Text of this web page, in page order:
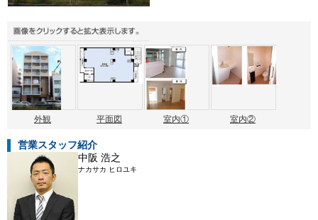
外観 平面図 室内① 室内②
営業スタッフ紹介
中阪 浩之
ナカサカ ヒロユキ